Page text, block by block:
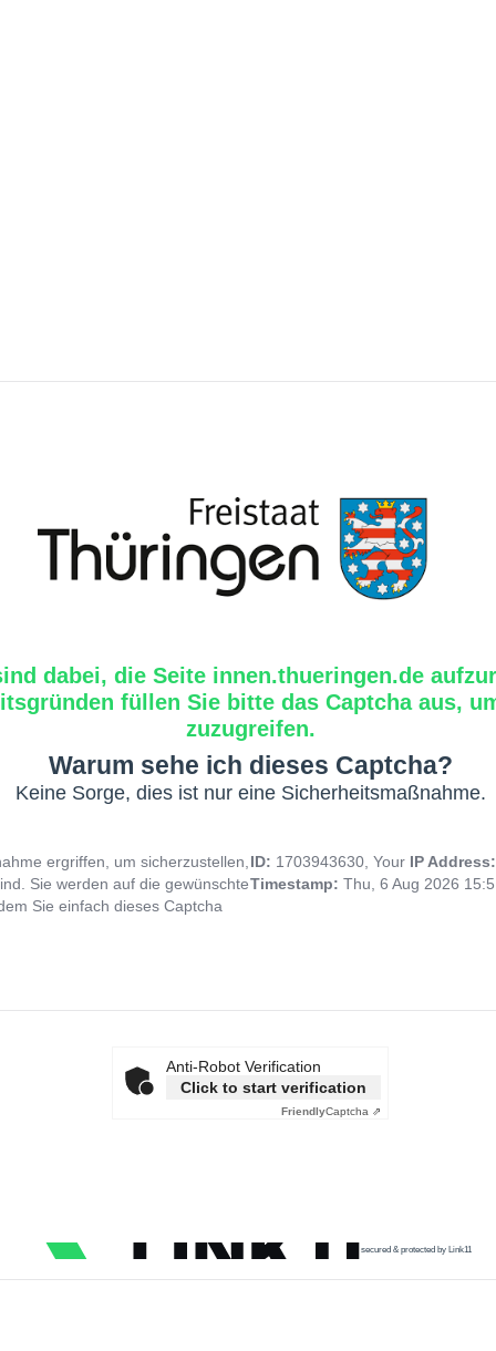
dabei, die Seite innen.thueringen.de
füllen Sie bitte das Captcha aus,
zuzugreifen.
Warum sehe ich dieses Captcha?
Keine Sorge, dies ist nur eine Sicherheitsmaßnahme.
ergriffen, um sicherzustellen,
Sie werden auf die gewünschte
Sie einfach dieses Captcha
ID: 1703943630, Your IP
Timestamp: Thu, 6 Aug 2026
Anti-Robot Verification
Click to start verification
FriendlyCaptcha ⇗
secured & protected by Link11